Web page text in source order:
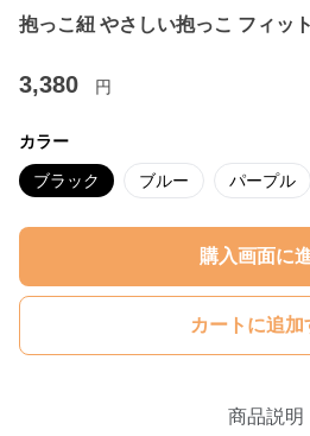
抱っこ紐 やさしい抱っこ フィッ
3,380 円
カラー
ブラック ブルー パープル
購入画面に
カートに追加
商品説明